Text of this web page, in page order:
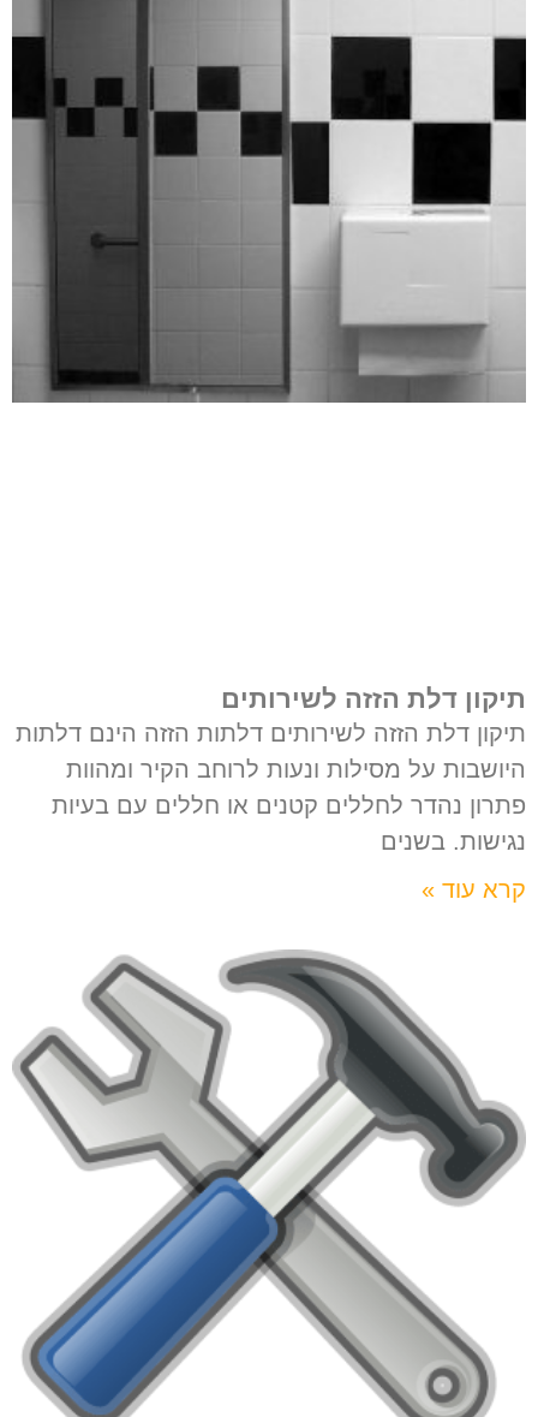
תיקון דלת הזזה לשירותים
תיקון דלת הזזה לשירותים דלתות הזזה הינם דלתות
היושבות על מסילות ונעות לרוחב הקיר ומהוות
פתרון נהדר לחללים קטנים או חללים עם בעיות
נגישות. בשנים
קרא עוד »